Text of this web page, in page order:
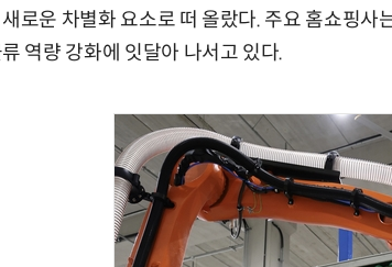
로운 차별화 요소로 떠 올랐다. 주요 홈쇼핑
역량 강화에 잇달아 나서고 있다.